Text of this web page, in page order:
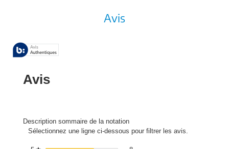
Avis
Avis
Description sommaire de la notation
Sélectionnez une ligne ci-dessous pour filtrer les avis.